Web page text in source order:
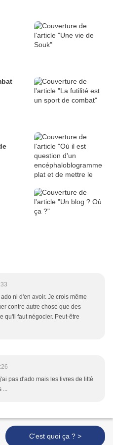
ni d'en avoir. Je crois même
contre autre chose que des
qu'il faut négocier. Peut-être
pas d'ado mais les livres de litté
...
C'est quoi ça ? >